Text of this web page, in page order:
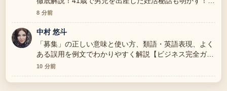
を追っていますが、この解説は落ち着いていて信頼でき
ます。
8 分前
中村 悠斗
「募集」の正しい意味と使い方、類語・英語表現、よく
ある誤用を例文でわかりやすく解説【ビジネス完全ガイ
ド】 の背景説明が助かります。ライブ更新を続けてく
ださい。
10 分前